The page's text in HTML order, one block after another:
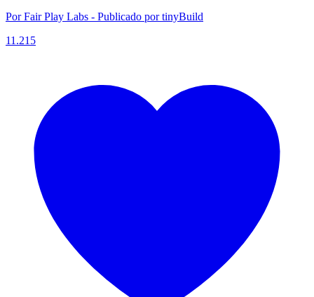
Por Fair Play Labs - Publicado por tinyBuild
11.215